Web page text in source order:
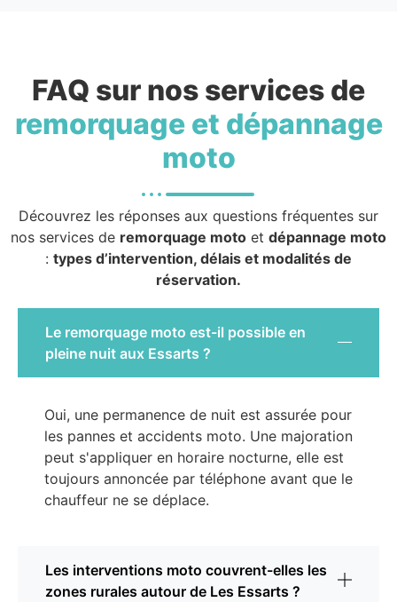
FAQ sur nos services de
remorquage et dépannage
moto
Découvrez les réponses aux questions fréquentes sur
nos services de remorquage moto et dépannage moto
: types d’intervention, délais et modalités de
réservation.
Le remorquage moto est-il possible en
pleine nuit aux Essarts ?
Oui, une permanence de nuit est assurée pour
les pannes et accidents moto. Une majoration
peut s'appliquer en horaire nocturne, elle est
toujours annoncée par téléphone avant que le
chauffeur ne se déplace.
Les interventions moto couvrent-elles les
zones rurales autour de Les Essarts ?